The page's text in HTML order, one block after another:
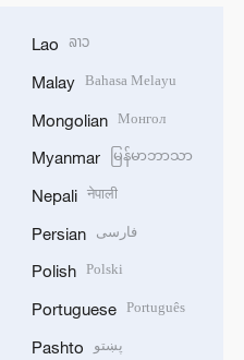
Lao ລາວ
Malay Bahasa Melayu
Mongolian Монгол
Myanmar မြန်မာဘာသာ
Nepali नेपाली
Persian فارسی
Polish Polski
Portuguese Português
Pashto پښتو